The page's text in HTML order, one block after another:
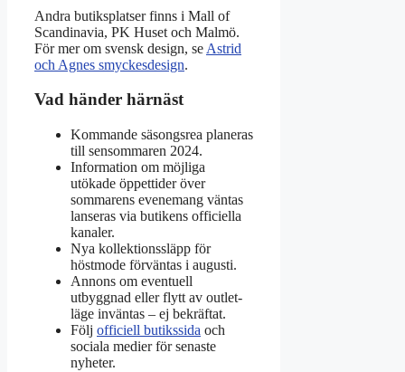
Andra butiksplatser finns i Mall of
Scandinavia, PK Huset och Malmö.
För mer om svensk design, se Astrid
och Agnes smyckesdesign.
Vad händer härnäst
Kommande säsongsrea planeras
till sensommaren 2024.
Information om möjliga
utökade öppettider över
sommarens evenemang väntas
lanseras via butikens officiella
kanaler.
Nya kollektionssläpp för
höstmode förväntas i augusti.
Annons om eventuell
utbyggnad eller flytt av outlet-
läge inväntas – ej bekräftat.
Följ officiell butikssida och
sociala medier för senaste
nyheter.